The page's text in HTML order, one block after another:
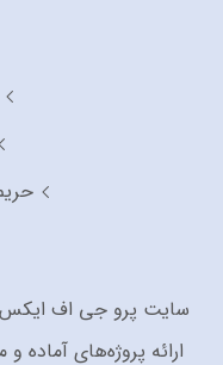
ارائه پروژه‌های آماده